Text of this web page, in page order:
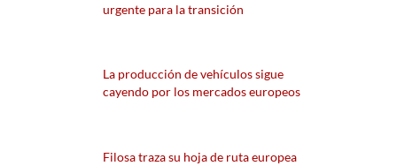
urgente para la transición
La producción de vehículos sigue
cayendo por los mercados europeos
Filosa traza su hoja de ruta europea